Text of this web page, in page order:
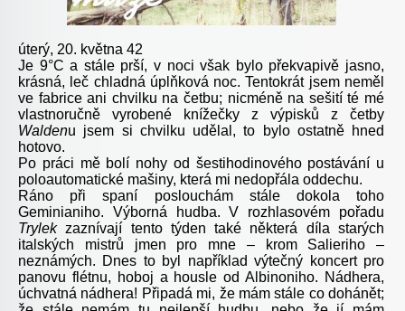
úterý, 20. května 42
Je 9°C a stále prší, v noci však bylo překvapivě jasno,
krásná, leč chladná úplňková noc. Tentokrát jsem neměl
ve fabrice ani chvilku na četbu; nicméně na sešití té mé
vlastnoručně vyrobené knížečky z výpisků z četby
Waldenu jsem si chvilku udělal, to bylo ostatně hned
hotovo.
Po práci mě bolí nohy od šestihodinového postávání u
poloautomatické mašiny, která mi nedopřála oddechu.
Ráno při spaní poslouchám stále dokola toho
Geminianiho. Výborná hudba. V rozhlasovém pořadu
Trylekzaznívají tento týden také některá díla starých
italských mistrů jmen pro mne – krom Salieriho –
neznámých. Dnes to byl například výtečný koncert pro
panovu flétnu, hoboj a housle od Albinoniho. Nádhera,
úchvatná nádhera! Připadá mi, že mám stále co dohánět;